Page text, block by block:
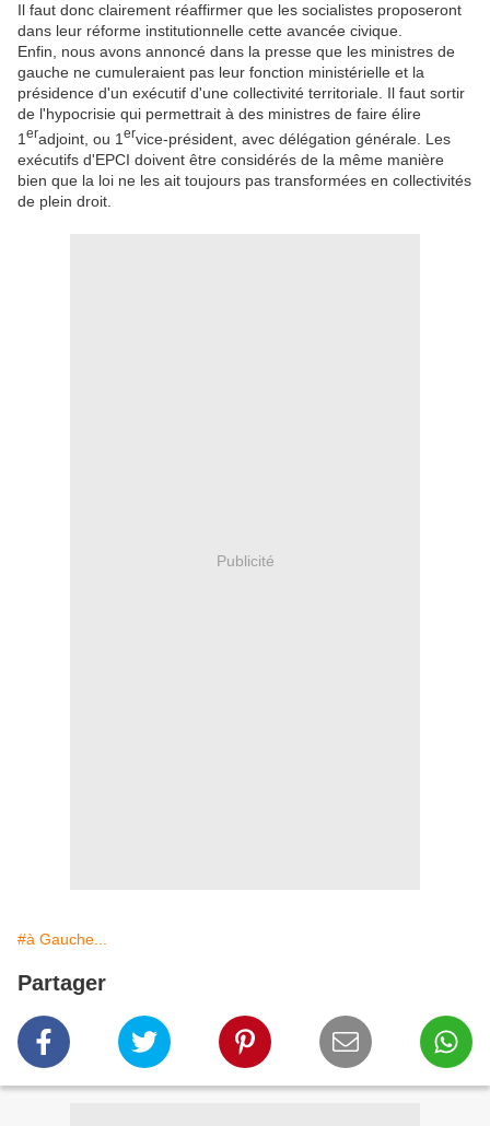
Il faut donc clairement réaffirmer que les socialistes proposeront
dans leur réforme institutionnelle cette avancée civique.
Enfin, nous avons annoncé dans la presse que les ministres de
gauche ne cumuleraient pas leur fonction ministérielle et la
présidence d'un exécutif d'une collectivité territoriale. Il faut sortir
de l'hypocrisie qui permettrait à des ministres de faire élire
1 eradjoint, ou 1 ervice-président, avec délégation générale. Les
exécutifs d'EPCI doivent être considérés de la même manière
bien que la loi ne les ait toujours pas transformées en collectivités
de plein droit.
Publicité
#à Gauche...
Partager